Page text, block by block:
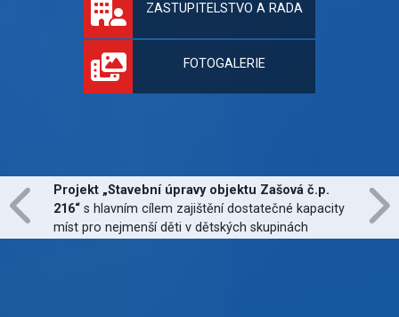
ZASTUPITELSTVO A RADA
FOTOGALERIE
Projekt „Stavební úpravy objektu Zašová č.p.
216“ s hlavním cílem zajištění dostatečné kapacity
míst pro nejmenší děti v dětských skupinách